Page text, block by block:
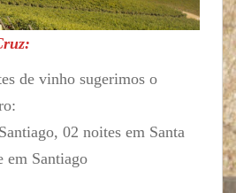
de vinho sugerimos o
02 noites em Santa
em Santiago